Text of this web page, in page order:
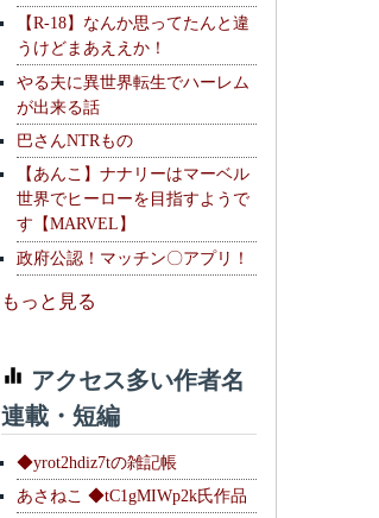
【R-18】なんか思ってたんと違
うけどまあええか！
やる夫に異世界転生でハーレム
が出来る話
巴さんNTRもの
【あんこ】ナナリーはマーベル
世界でヒーローを目指すようで
す【MARVEL】
政府公認！マッチン〇アプリ！
もっと見る
アクセス多い作者名
連載・短編
◆yrot2hdiz7tの雑記帳
あさねこ ◆tC1gMIWp2k氏作品